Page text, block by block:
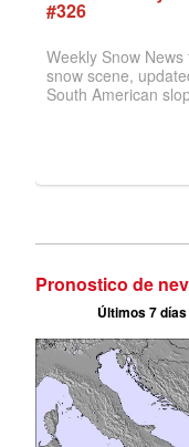
Pronostico de
Últimos 7 días